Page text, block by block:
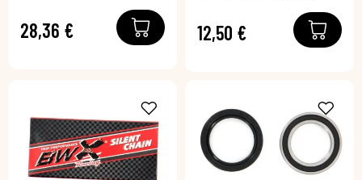
28,36 € 12,50 €